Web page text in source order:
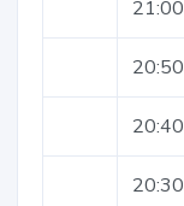
21:00
20:50
20:40
20:30